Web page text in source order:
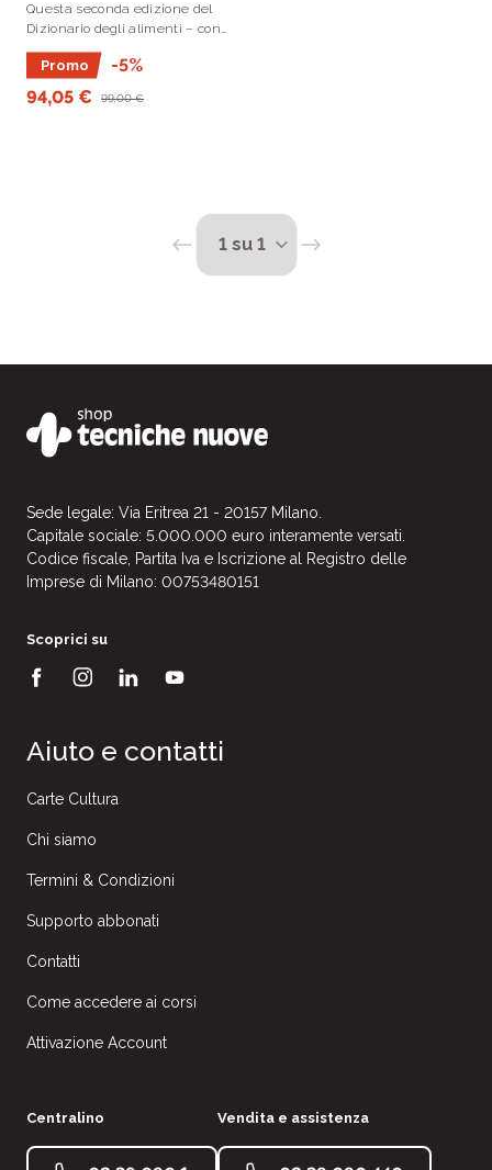
Questa seconda edizione del
Dizionario degli alimenti – con
le sue 4400 voci corredate da
quasi 300 illustrazioni -
contiene tutte le informazioni
aggiornate che gli autori hanno
Promo
-5%
94,05 €
99,00 €
Sede legale: Via Eritrea 21 - 20157 Milano.
Capitale sociale: 5.000.000 euro interamente versati.
Codice fiscale, Partita Iva e Iscrizione al Registro delle
Imprese di Milano: 00753480151
Scoprici su
Aiuto e contatti
Carte Cultura
Chi siamo
Termini & Condizioni
Supporto abbonati
Contatti
Come accedere ai corsi
Attivazione Account
Centralino Vendita e assistenza